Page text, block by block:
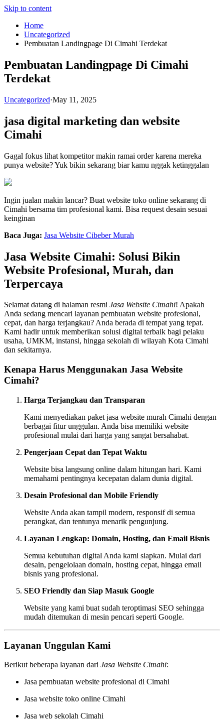
Skip to content
Home
Uncategorized
Pembuatan Landingpage Di Cimahi Terdekat
Pembuatan Landingpage Di Cimahi
Terdekat
Uncategorized·May 11, 2025
jasa digital marketing dan website
Cimahi
Gagal fokus lihat kompetitor makin ramai order karena mereka
punya website? Yuk bikin sekarang biar kamu nggak ketinggalan
Ingin jualan makin lancar? Buat website toko online sekarang di
Cimahi bersama tim profesional kami. Bisa request desain sesuai
keinginan
Baca Juga: Jasa Website Cibeber Murah
Jasa Website Cimahi: Solusi Bikin
Website Profesional, Murah, dan
Terpercaya
Selamat datang di halaman resmi Jasa Website Cimahi! Apakah
Anda sedang mencari layanan pembuatan website profesional,
cepat, dan harga terjangkau? Anda berada di tempat yang tepat.
Kami hadir untuk memberikan solusi digital terbaik bagi pelaku
usaha, UMKM, instansi, hingga sekolah di wilayah Kota Cimahi
dan sekitarnya.
Kenapa Harus Menggunakan Jasa Website
Cimahi?
Harga Terjangkau dan Transparan
Kami menyediakan paket jasa website murah Cimahi dengan
berbagai fitur unggulan. Anda bisa memiliki website
profesional mulai dari harga yang sangat bersahabat.
Pengerjaan Cepat dan Tepat Waktu
Website bisa langsung online dalam hitungan hari. Kami
memahami pentingnya kecepatan dalam dunia digital.
Desain Profesional dan Mobile Friendly
Website Anda akan tampil modern, responsif di semua
perangkat, dan tentunya menarik pengunjung.
Layanan Lengkap: Domain, Hosting, dan Email Bisnis
Semua kebutuhan digital Anda kami siapkan. Mulai dari
desain, pengelolaan domain, hosting cepat, hingga email
bisnis yang profesional.
SEO Friendly dan Siap Masuk Google
Website yang kami buat sudah teroptimasi SEO sehingga
mudah ditemukan di mesin pencari seperti Google.
Layanan Unggulan Kami
Berikut beberapa layanan dari Jasa Website Cimahi:
Jasa pembuatan website profesional di Cimahi
Jasa website toko online Cimahi
Jasa web sekolah Cimahi